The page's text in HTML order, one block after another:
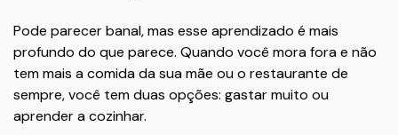
Pode parecer banal, mas esse aprendizado é mais
profundo do que parece. Quando você mora fora e não
tem mais a comida da sua mãe ou o restaurante de
sempre, você tem duas opções: gastar muito ou
aprender a cozinhar.